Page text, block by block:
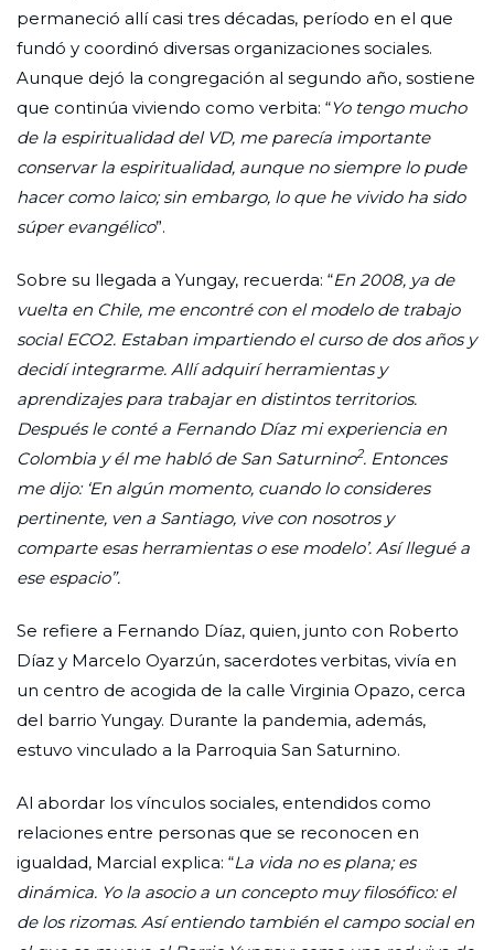
permaneció allí casi tres décadas, período en el que
fundó y coordinó diversas organizaciones sociales.
Aunque dejó la congregación al segundo año, sostiene
que continúa viviendo como verbita: “Yo tengo mucho
de la espiritualidad del VD, me parecía importante
conservar la espiritualidad, aunque no siempre lo pude
hacer como laico; sin embargo, lo que he vivido ha sido
súper evangélico”.
Sobre su llegada a Yungay, recuerda: “En 2008, ya de
vuelta en Chile, me encontré con el modelo de trabajo
social ECO2. Estaban impartiendo el curso de dos años y
decidí integrarme. Allí adquirí herramientas y
aprendizajes para trabajar en distintos territorios.
Después le conté a Fernando Díaz mi experiencia en
Colombia y él me habló de San Saturnino2. Entonces
me dijo: ‘En algún momento, cuando lo consideres
pertinente, ven a Santiago, vive con nosotros y
comparte esas herramientas o ese modelo’. Así llegué a
ese espacio”.
Se refiere a Fernando Díaz, quien, junto con Roberto
Díaz y Marcelo Oyarzún, sacerdotes verbitas, vivía en
un centro de acogida de la calle Virginia Opazo, cerca
del barrio Yungay. Durante la pandemia, además,
estuvo vinculado a la Parroquia San Saturnino.
Al abordar los vínculos sociales, entendidos como
relaciones entre personas que se reconocen en
igualdad, Marcial explica: “La vida no es plana; es
dinámica. Yo la asocio a un concepto muy filosófico: el
de los rizomas. Así entiendo también el campo social en